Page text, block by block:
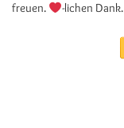
freuen.
-lichen Dank.